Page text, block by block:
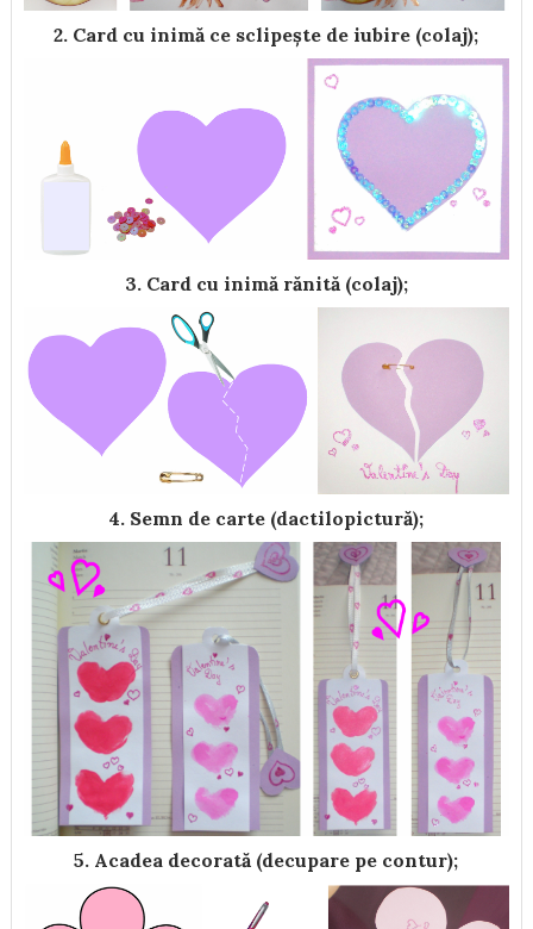
2. Card cu inimă ce sclipește de iubire (colaj);
3. Card cu inimă rănită (colaj);
4. Semn de carte (dactilopictură);
5. Acadea decorată (decupare pe contur);